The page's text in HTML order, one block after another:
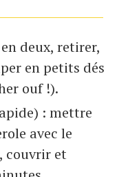
deux, retirer,
en petits dés
ouf !).
: mettre
avec le
couvrir et